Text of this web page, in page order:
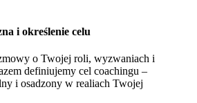
i określenie celu
o Twojej roli, wyzwaniach i
definiujemy cel coachingu –
i osadzony w realiach Twojej